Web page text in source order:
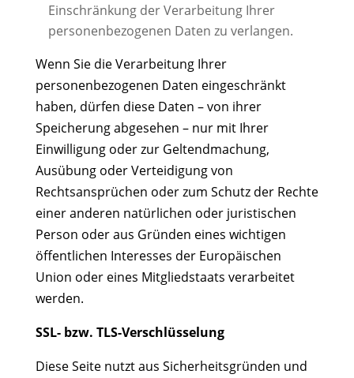
Einschränkung der Verarbeitung Ihrer
personenbezogenen Daten zu verlangen.
Wenn Sie die Verarbeitung Ihrer
personenbezogenen Daten eingeschränkt
haben, dürfen diese Daten – von ihrer
Speicherung abgesehen – nur mit Ihrer
Einwilligung oder zur Geltendmachung,
Ausübung oder Verteidigung von
Rechtsansprüchen oder zum Schutz der Rechte
einer anderen natürlichen oder juristischen
Person oder aus Gründen eines wichtigen
öffentlichen Interesses der Europäischen
Union oder eines Mitgliedstaats verarbeitet
werden.
SSL- bzw. TLS-Verschlüsselung
Diese Seite nutzt aus Sicherheitsgründen und